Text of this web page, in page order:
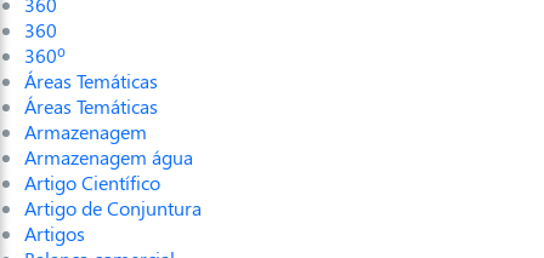
360
360º
Áreas Temáticas
Áreas Temáticas
Armazenagem
Armazenagem água
Artigo Científico
Artigo de Conjuntura
Artigos